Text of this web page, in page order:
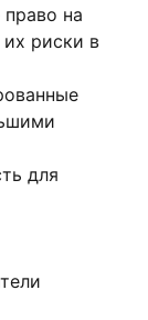
на
их риски в
для